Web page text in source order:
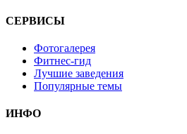
СЕРВИСЫ
Фотогалерея
Фитнес-гид
Лучшие заведения
Популярные темы
ИНФО